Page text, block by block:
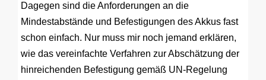
Dagegen sind die Anforderungen an die
Mindestabstände und Befestigungen des Akkus fast
schon einfach. Nur muss mir noch jemand erklären,
wie das vereinfachte Verfahren zur Abschätzung der
hinreichenden Befestigung gemäß UN-Regelung